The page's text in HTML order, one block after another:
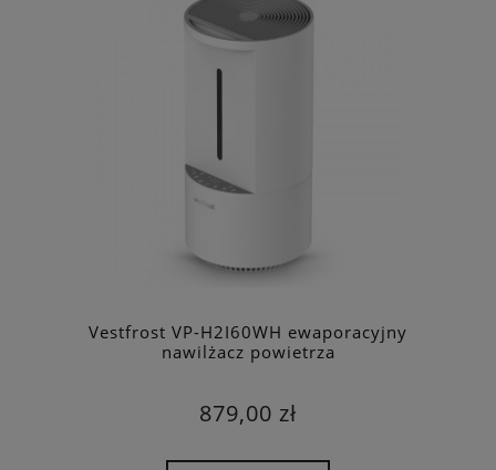
Vestfrost VP-H2I60WH ewaporacyjny
nawilżacz powietrza
879,00 zł